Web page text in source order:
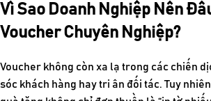
Vì Sao Doanh Nghiệp Nên
Voucher Chuyên Nghiệp?
Voucher không còn xa lạ trong các chiến
sóc khách hàng hay tri ân đối tác. Tuy